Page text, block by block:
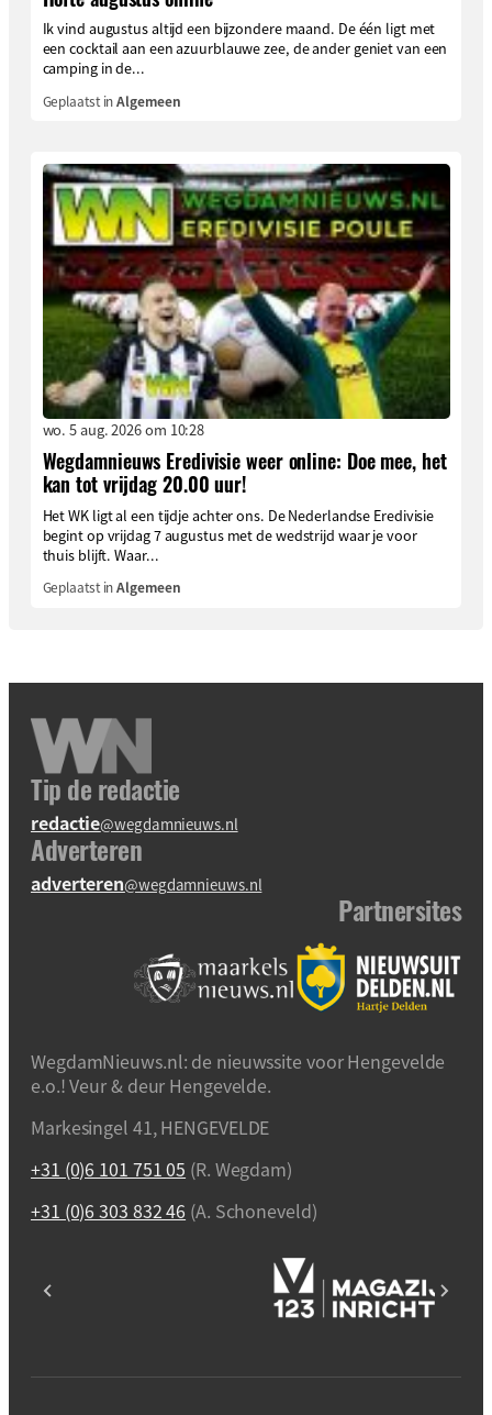
Ik vind augustus altijd een bijzondere maand. De één ligt met
een cocktail aan een azuurblauwe zee, de ander geniet van een
camping in de...
Geplaatst inAlgemeen
wo. 5 aug. 2026 om 10:28
Wegdamnieuws Eredivisie weer online: Doe mee, het
kan tot vrijdag 20.00 uur!
Het WK ligt al een tijdje achter ons. De Nederlandse Eredivisie
begint op vrijdag 7 augustus met de wedstrijd waar je voor
thuis blijft. Waar...
Geplaatst inAlgemeen
Tip de redactie
redactie@wegdamnieuws.nl
Adverteren
adverteren@wegdamnieuws.nl
Partnersites
WegdamNieuws.nl: de nieuwssite voor Hengevelde
e.o.! Veur & deur Hengevelde.
Markesingel 41, HENGEVELDE
+31 (0)6 101 751 05 (R. Wegdam)
+31 (0)6 303 832 46 (A. Schoneveld)